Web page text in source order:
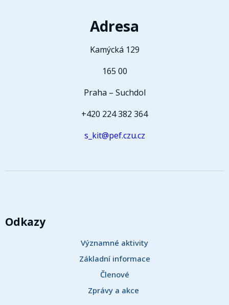
Adresa
Kamýcká 129
165 00
Praha – Suchdol
+420 224 382 364
s_kit@pef.czu.cz
Odkazy
Významné aktivity
Základní informace
Členové
Zprávy a akce